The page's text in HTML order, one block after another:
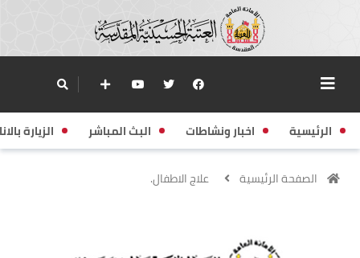
الرئيسية اخبار ونشاطات البث المباشر الزيارة
الصفحة الرئيسية علاج الاطفال.